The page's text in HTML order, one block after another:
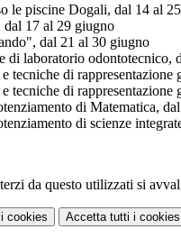
le piscine Dogali, dal 14 al
17 al 29 giugno
dal 21 al 30 giugno
di laboratorio odontotecnico,
tecniche di
tecniche di
di Matematica,
di scienze
da questo utilizzati si
i cookies Accetta tutti i cookies